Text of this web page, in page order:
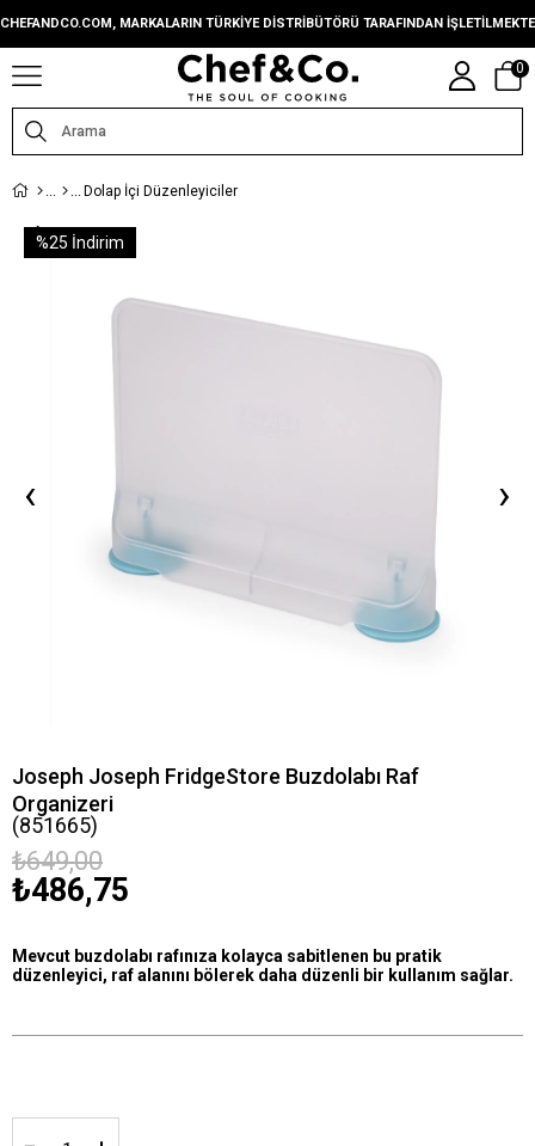
CHEFANDCO.COM, MARKALARIN TÜRKIYE DISTRIBÜTÖRÜ TARAFINDAN
0
Dolap İçi Düzenleyiciler
‹ ›
%25 İndirim
Joseph Joseph FridgeStore Buzdolabı Raf
Organizeri
(851665)
₺649,00
₺486,75
Mevcut buzdolabı rafınıza kolayca sabitlenen bu pratik
düzenleyici, raf alanını bölerek daha düzenli bir kullanım sağlar.